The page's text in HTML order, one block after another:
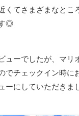
くてさまざまなとこ
◎
ューでしたが、マリ
でチェックイン時に
ーにしていただきま